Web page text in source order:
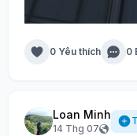
0 Yêu thích 0
Loan Minh
14 Thg 07